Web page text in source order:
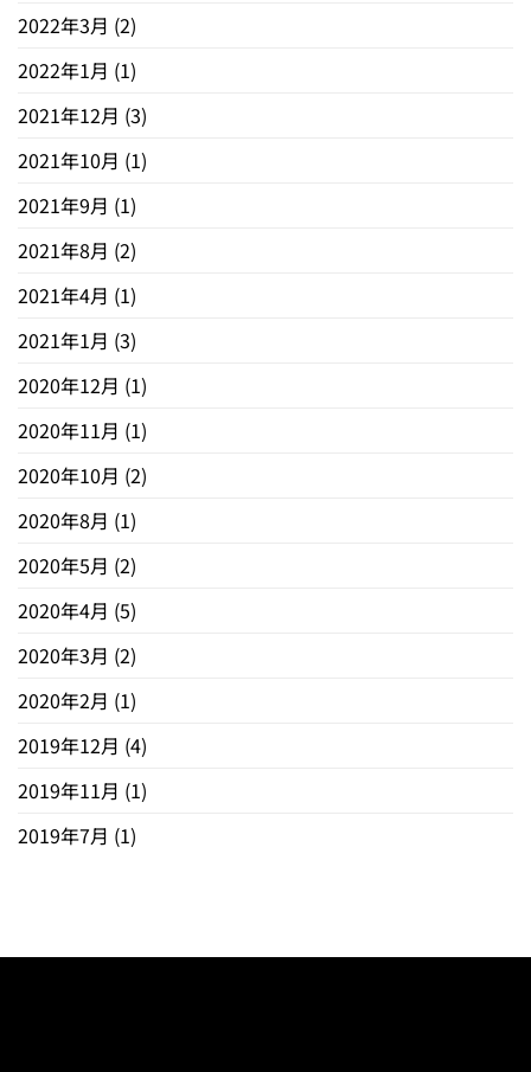
2022年3月 (2)
2022年1月 (1)
2021年12月 (3)
2021年10月 (1)
2021年9月 (1)
2021年8月 (2)
2021年4月 (1)
2021年1月 (3)
2020年12月 (1)
2020年11月 (1)
2020年10月 (2)
2020年8月 (1)
2020年5月 (2)
2020年4月 (5)
2020年3月 (2)
2020年2月 (1)
2019年12月 (4)
2019年11月 (1)
2019年7月 (1)